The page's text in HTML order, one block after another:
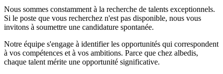
Nous sommes constamment à la recherche de talents exceptionnels.
Si le poste que vous recherchez n'est pas disponible, nous vous
invitons à soumettre une candidature spontanée.
Notre équipe s'engage à identifier les opportunités qui correspondent
à vos compétences et à vos ambitions. Parce que chez albedis,
chaque talent mérite une opportunité significative.